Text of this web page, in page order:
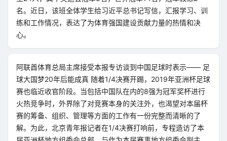
名。近日，该班全体学生给习近平总书记写信，汇报学习、训
练和工作情况，表达了为体育强国建设贡献力量的热情和决
心。
阿联酋体育总局主席接受本报专访谈到中国足球时表示—— 足
球大国梦20年后能成真 随着1/4决赛开踢，2019年亚洲杯足球
赛也临近收官阶段。当包括中国队在内的8强为冠军奖杯进行
火热竞争时，外界除了对竞赛本身的关注外，也渴望对本届杯
赛的筹备、组织、管理等方面的工作有一份完整而清晰的了
解。为此，北京青年报记者在1/4决赛打响前，专程造访了本